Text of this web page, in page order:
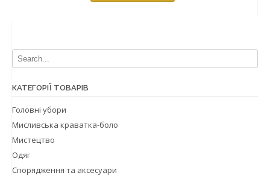
КАТЕГОРІЇ ТОВАРІВ
Головні убори
Мисливська краватка-боло
Мистецтво
Одяг
Спорядження та аксесуари